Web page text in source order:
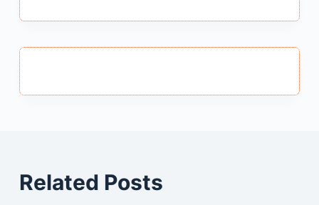
Related Posts